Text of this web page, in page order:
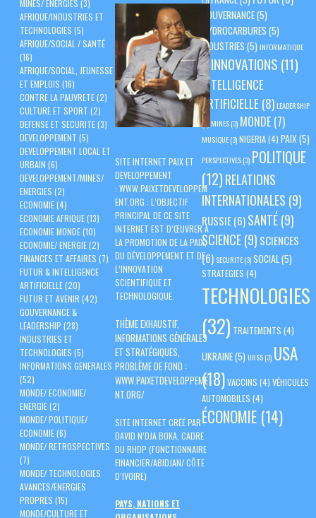
MINES/ ENERGIES (3)
AFRIQUE/INDUSTRIES ET
TECHNOLOGIES (5)
AFRIQUE/SOCIAL / SANTÉ
(16)
AFRIQUE/SOCIAL, JEUNESSE
ET EMPLOIS (16)
CONTRE LA PAUVRETE(2)
CULTURE ET SPORT (2)
DEFENSE ET SECURITE(3)
DEVELOPPEMENT (5)
DEVELOPPEMENT LOCAL ET
URBAIN (6)
DEVELOPPEMENT/MINES/
ENERGIES (2)
ECONOMIE(4)
ECONOMIE AFRIQUE(13)
ECONOMIE MONDE(10)
ECONOMIE/ ENERGIE(2)
FINANCES ET AFFAIRES (7)
FUTUR & INTELLIGENCE
ARTIFICIELLE(20)
FUTUR ET AVENIR (42)
GOUVERNANCE &
LEADERSHIP (28)
INDUSTRIES ET
TECHNOLOGIES (5)
INFORMATIONS GENERALES
(52)
MONDE/ ECONOMIE/
ENERGIE(2)
MONDE/ POLITIQUE/
ECONOMIE(6)
MONDE/ RETROSPECTIVES
(7)
MONDE/ TECHNOLOGIES
AVANCES/ENERGIES
PROPRES (15)
MONDE/CULTURE ET
GOUVERNANCE(5)
HYDROCARBURES(5)
INDUSTRIES(5)INFORMATIQUE
(3)
INNOVATIONS (11)
INTELLIGENCE
ARTIFICIELLE (8)LEADERSHIP
(3)MINES(3) MONDE (7)
MUSIQUE(3)NIGERIA(4) PAIX(5)
PERSPECTIVES(3) POLITIQUE
(12)RELATIONS
INTERNATIONALES (9)
RUSSIE(6)SANTÉ(9)
SCIENCE(9) SCIENCES
(6) SECURITE(3)SOCIAL (5)
STRATEGIES (4)
TECHNOLOGIES
(32) TRAITEMENTS (4)
UKRAINE(5)URSS(3) USA
(18)VACCINS (4) VÉHICULES
AUTOMOBILES (4)
ÉCONOMIE (14)
SITE INTERNET PAIX ET
DEVELOPPEMENT
:WWW.PAIXETDEVELOPPEM
ENT.ORG : L’OBJECTIF
PRINCIPAL DE CE SITE
INTERNET EST D’ŒUVRER À
LA PROMOTION DE LA PAIX,
DU DÉVELOPPEMENT ET DE
L’INNOVATION
SCIENTIFIQUE ET
TECHNOLOGIQUE.
THÈME EXHAUSTIF,
INFORMATIONS GÉNÉRALES
ET STRATÉGIQUES,
PROBLÈME DE FOND :
WWW.PAIXETDEVELOPPEME
NT.ORG/
SITE INTERNET CRÉÉ PAR :
DAVID N’DJA BOKA, CADRE
DU RHDP (FONCTIONNAIRE
FINANCIER/ABIDJAN/ CÔTE
D’IVOIRE)
PAYS, NATIONS ET